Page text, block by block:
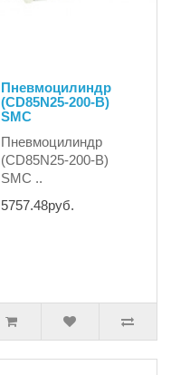
Пневмоцилиндр
(CD85N25-200-B)
SMC
Пневмоцилиндр
(CD85N25-200-B)
SMC ..
5757.48руб.